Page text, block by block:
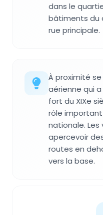
dans le
bâtiments du
rue principale.
À proximité
aérienne qui
fort du XIXe
rôle
nationale.
apercevoir
routes en
vers la base.